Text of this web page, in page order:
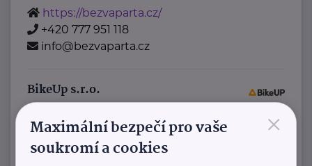
https://bezvaparta.cz/
+420 777 951 118
info@bezvaparta.cz
BikeUp s.r.o.
Jsme BikeUP
– měníme způsob, jakým děti jezdí na
×
Maximální bezpečí pro vaše
soukromí a cookies